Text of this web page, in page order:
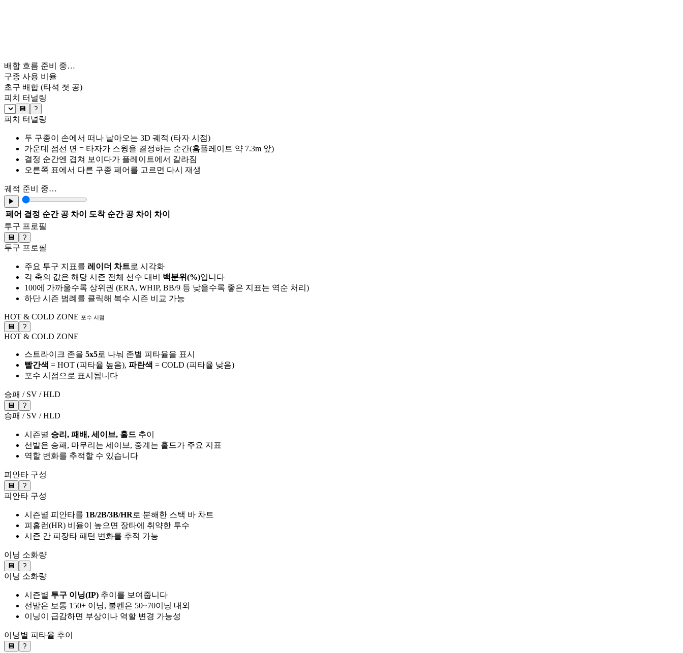
배합 흐름 준비 중…
구종 사용 비율
초구 배합 (타석 첫 공)
피치 터널링
💾 ?
피치 터널링
두 구종이 손에서 떠나 날아오는 3D 궤적 (타자 시점)
가운데 점선 면 = 타자가 스윙을 결정하는 순간(홈플레이트 약 7.3m 앞)
결정 순간엔 겹쳐 보이다가 플레이트에서 갈라짐
오른쪽 표에서 다른 구종 페어를 고르면 다시 재생
궤적 준비 중…
▶
페어 결정 순간 공 차이 도착 순간 공 차이
차이
투구 프로필
💾 ?
투구 프로필
주요 투구 지표를 레이더 차트로 시각화
각 축의 값은 해당 시즌 전체 선수 대비 백분위(%)입니다
100에 가까울수록 상위권 (ERA, WHIP, BB/9 등 낮을수록 좋은 지표는 역순 처리)
하단 시즌 범례를 클릭해 복수 시즌 비교 가능
HOT & COLD ZONE 포수 시점
💾 ?
HOT & COLD ZONE
스트라이크 존을 5x5로 나눠 존별 피타율을 표시
빨간색 = HOT (피타율 높음), 파란색 = COLD (피타율 낮음)
포수 시점으로 표시됩니다
승패 / SV / HLD
💾 ?
승패 / SV / HLD
시즌별 승리, 패배, 세이브, 홀드 추이
선발은 승패, 마무리는 세이브, 중계는 홀드가 주요 지표
역할 변화를 추적할 수 있습니다
피안타 구성
💾 ?
피안타 구성
시즌별 피안타를 1B/2B/3B/HR로 분해한 스택 바 차트
피홈런(HR) 비율이 높으면 장타에 취약한 투수
시즌 간 피장타 패턴 변화를 추적 가능
이닝 소화량
💾 ?
이닝 소화량
시즌별 투구 이닝(IP) 추이를 보여줍니다
선발은 보통 150+ 이닝, 불펜은 50~70이닝 내외
이닝이 급감하면 부상이나 역할 변경 가능성
이닝별 피타율 추이
💾 ?